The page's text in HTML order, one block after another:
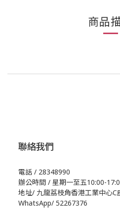
商品
聯絡我們
電話 / 28348990
辦公時間 / 星期一至五10:00-
地址/ 九龍荔枝角香港工業中心C
WhatsApp/ 52267376